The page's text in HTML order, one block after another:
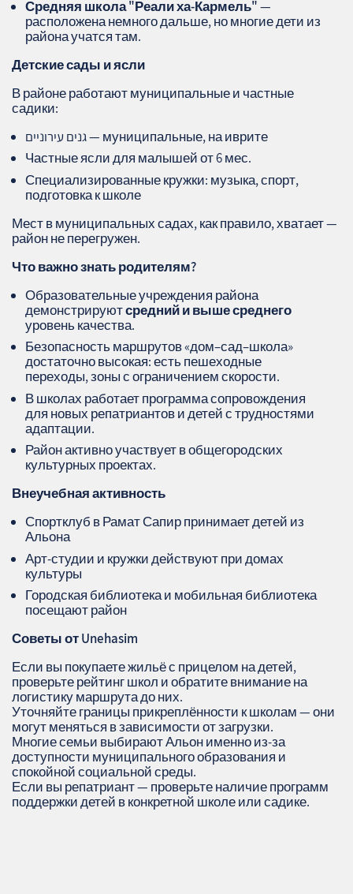
Средняя школа "Реали ха-Кармель"—
расположена немного дальше, но многие дети из
района учатся там.
Детские сады и ясли
В районе работают муниципальные и частные
садики:
גנים עירוניים — муниципальные, на иврите
Частные ясли для малышей от 6 мес.
Специализированные кружки: музыка, спорт,
подготовка к школе
Мест в муниципальных садах, как правило, хватает —
район не перегружен.
Что важно знать родителям?
Образовательные учреждения района
демонстрируютсредний и выше среднего
уровень качества.
Безопасность маршрутов «дом–сад–школа»
достаточно высокая: есть пешеходные
переходы, зоны с ограничением скорости.
В школах работает программа сопровождения
для новых репатриантов и детей с трудностями
адаптации.
Район активно участвует в общегородских
культурных проектах.
Внеучебная активность
Спортклуб в Рамат Сапир принимает детей из
Альона
Арт-студии и кружки действуют при домах
культуры
Городская библиотека и мобильная библиотека
посещают район
Советы отUnehasim
Если вы покупаете жильё с прицелом на детей,
проверьте рейтинг школ и обратите внимание на
логистику маршрута до них.
Уточняйте границы прикреплённости к школам — они
могут меняться в зависимости от загрузки.
Многие семьи выбирают Альон именно из-за
доступности муниципального образования и
спокойной социальной среды.
Если вы репатриант — проверьте наличие программ
поддержки детей в конкретной школе или садике.